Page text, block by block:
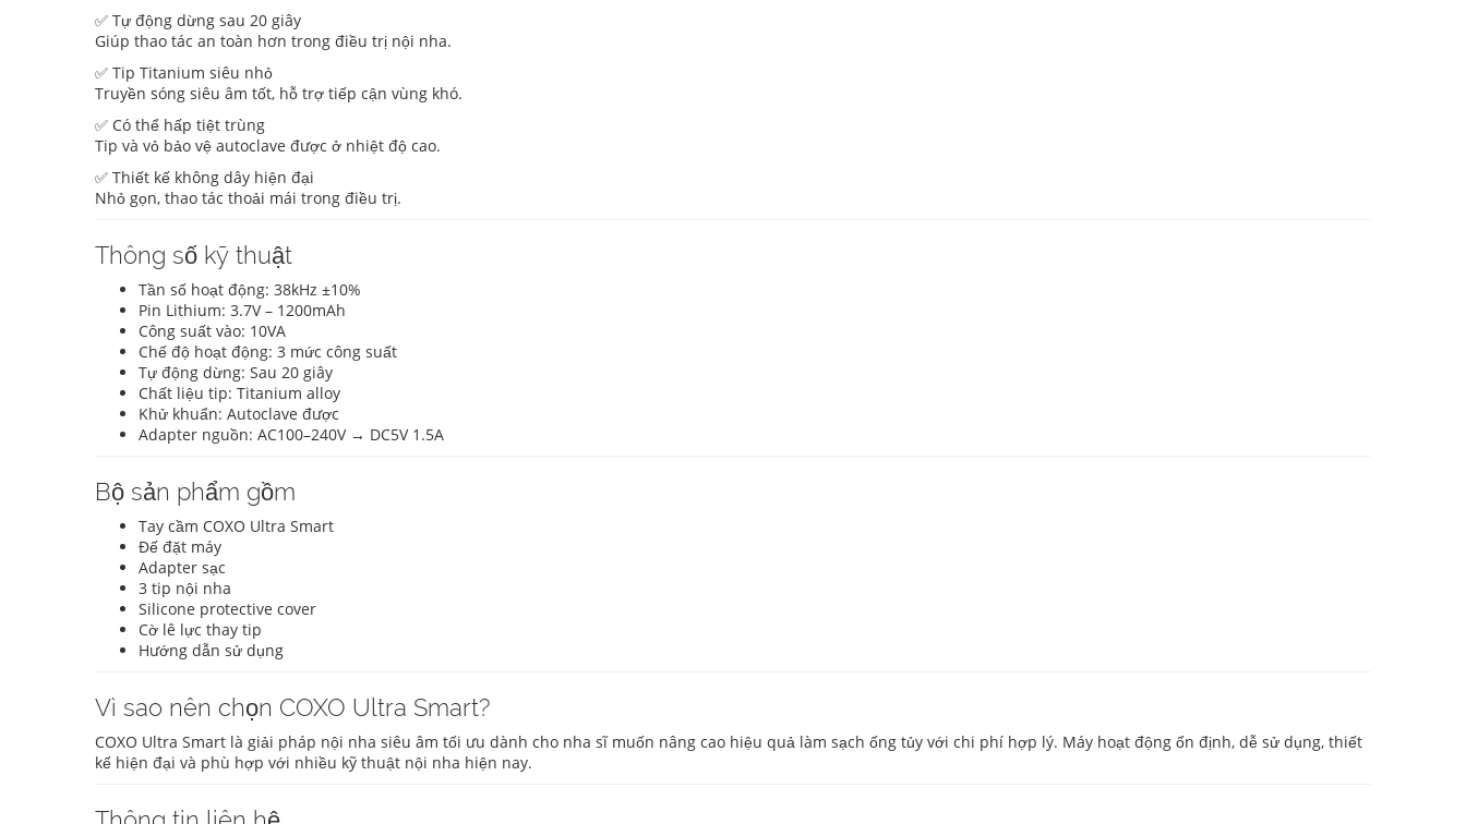
✅ Tự động dừng sau 20 giây
Giúp thao tác an toàn hơn trong điều trị nội nha.
✅ Tip Titanium siêu nhỏ
Truyền sóng siêu âm tốt, hỗ trợ tiếp cận vùng khó.
✅ Có thể hấp tiệt trùng
Tip và vỏ bảo vệ autoclave được ở nhiệt độ cao.
✅ Thiết kế không dây hiện đại
Nhỏ gọn, thao tác thoải mái trong điều trị.
Thông số kỹ thuật
Tần số hoạt động: 38kHz ±10%
Pin Lithium: 3.7V – 1200mAh
Công suất vào: 10VA
Chế độ hoạt động: 3 mức công suất
Tự động dừng: Sau 20 giây
Chất liệu tip: Titanium alloy
Khử khuẩn: Autoclave được
Adapter nguồn: AC100–240V → DC5V 1.5A
Bộ sản phẩm gồm
Tay cầm COXO Ultra Smart
Đế đặt máy
Adapter sạc
3 tip nội nha
Silicone protective cover
Cờ lê lực thay tip
Hướng dẫn sử dụng
Vì sao nên chọn COXO Ultra Smart?
COXO Ultra Smart là giải pháp nội nha siêu âm tối ưu dành cho nha sĩ muốn nâng cao hiệu quả làm sạch ống tủy với chi phí hợp lý. Máy hoạt động ổn định, dễ sử dụng, thiết
kế hiện đại và phù hợp với nhiều kỹ thuật nội nha hiện nay.